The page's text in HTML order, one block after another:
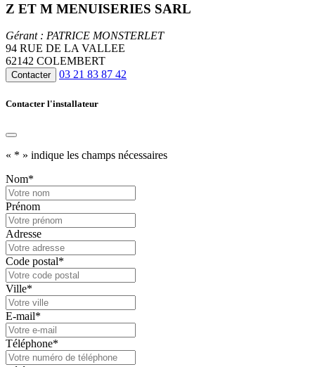
Z ET M MENUISERIES SARL
Gérant : PATRICE MONSTERLET
94 RUE DE LA VALLEE
62142 COLEMBERT
Contacter 03 21 83 87 42
Contacter l'installateur
« * » indique les champs nécessaires
Nom*
Prénom
Adresse
Code postal*
Ville*
E-mail*
Téléphone*